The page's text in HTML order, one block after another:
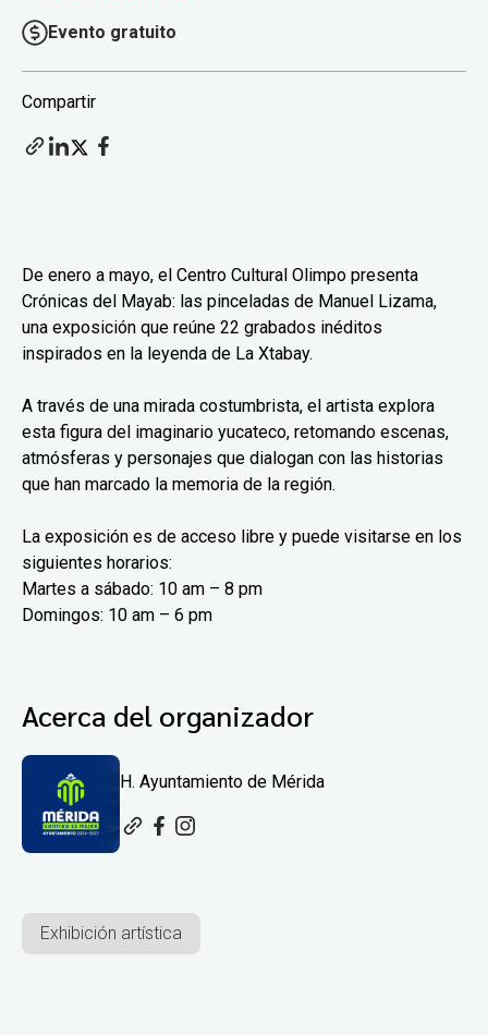
Evento gratuito
Compartir
De enero a mayo, el Centro Cultural Olimpo presenta
Crónicas del Mayab: las pinceladas de Manuel Lizama,
una exposición que reúne 22 grabados inéditos
inspirados en la leyenda de La Xtabay.
A través de una mirada costumbrista, el artista explora
esta figura del imaginario yucateco, retomando escenas,
atmósferas y personajes que dialogan con las historias
que han marcado la memoria de la región.
La exposición es de acceso libre y puede visitarse en los
siguientes horarios:
Martes a sábado: 10 am – 8 pm
Domingos: 10 am – 6 pm
Acerca del organizador
H. Ayuntamiento de Mérida
Exhibición artística